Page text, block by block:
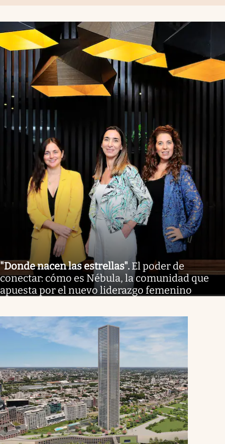
"Donde nacen las estrellas". El poder de
conectar: cómo es Nébula, la comunidad que
apuesta por el nuevo liderazgo femenino